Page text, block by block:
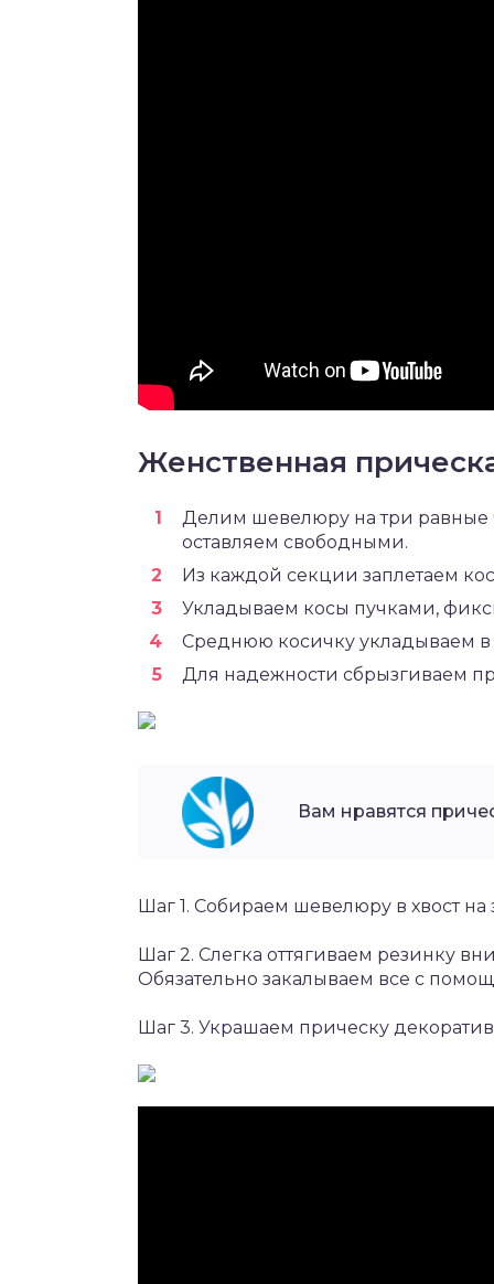
Женственная
Делим шевелюру на три равные
оставляем свободными.
Из каждой секции заплетаем
Укладываем косы пучками,
Среднюю косичку укладываем в
Для надежности сбрызгиваем
Вам нравятся
Шаг 1. Собираем шевелюру в хвост на
Шаг 2. Слегка оттягиваем резинку
Обязательно закалываем все с
Шаг 3. Украшаем прическу